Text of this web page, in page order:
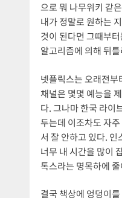
으로 뭐 나무위키 같
내가 정말로 원하는
것이 된다면 그때부
알고리즘에 의해 뒤
넷플릭스는 오래전부
채널은 몇몇 예능을
다. 그나마 한국 라이
두는데 이조차도 자
서 잘 안하고 있다.
너무 내 시간을 많이
톡스라는 명목하에
결국 책상에 엉덩이